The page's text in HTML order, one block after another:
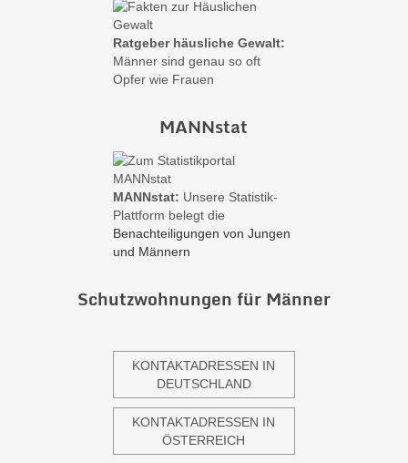
Ratgeber häusliche Gewalt:
Männer sind genau so oft
Opfer wie Frauen
MANNstat
MANNstat: Unsere Statistik-
Plattform belegt die
Benachteiligungen von Jungen
und Männern
Schutzwohnungen für Männer
KONTAKTADRESSEN IN
DEUTSCHLAND
KONTAKTADRESSEN IN
ÖSTERREICH